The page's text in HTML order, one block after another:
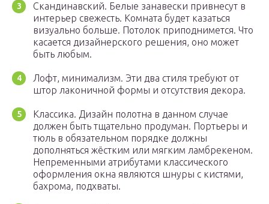
Скандинавский. Белые занавески привнесут в
интерьер свежесть. Комната будет казаться
визуально больше. Потолок приподнимется. Что
касается дизайнерского решения, оно может
быть любым.
Лофт, минимализм. Эти два стиля требуют от
штор лаконичной формы и отсутствия декора.
Классика. Дизайн полотна в данном случае
должен быть тщательно продуман. Портьеры и
тюль в обязательном порядке должны
дополняться жёстким или мягким ламбрекеном.
Непременными атрибутами классического
оформления окна являются шнуры с кистями,
бахрома, подхваты.